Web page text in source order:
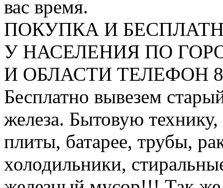
вас время.
ПОКУПКА И
У НАСЕЛЕНИЯ ПО
И ОБЛАСТИ ТЕЛЕФОН 8
Бесплатно вывезем
железа. Бытовую
плиты, батарее, трубы,
холодильники,